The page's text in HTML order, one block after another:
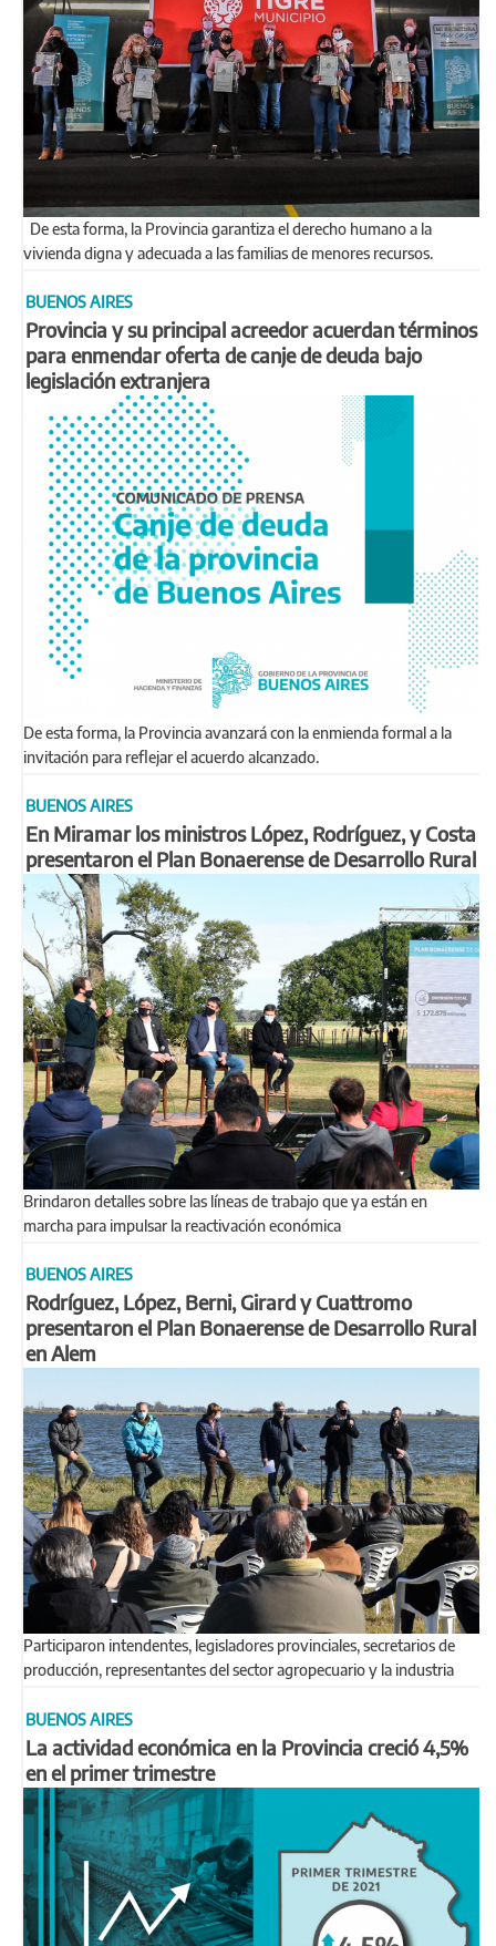
De esta forma, la Provincia garantiza el derecho humano a la
vivienda digna y adecuada a las familias de menores recursos.
BUENOS AIRES
Provincia y su principal acreedor acuerdan términos
para enmendar oferta de canje de deuda bajo
legislación extranjera
De esta forma, la Provincia avanzará con la enmienda formal a la
invitación para reflejar el acuerdo alcanzado.
BUENOS AIRES
En Miramar los ministros López, Rodríguez, y Costa
presentaron el Plan Bonaerense de Desarrollo Rural
Brindaron detalles sobre las líneas de trabajo que ya están en
marcha para impulsar la reactivación económica
BUENOS AIRES
Rodríguez, López, Berni, Girard y Cuattromo
presentaron el Plan Bonaerense de Desarrollo Rural
en Alem
Participaron intendentes, legisladores provinciales, secretarios de
producción, representantes del sector agropecuario y la industria
BUENOS AIRES
La actividad económica en la Provincia creció 4,5%
en el primer trimestre